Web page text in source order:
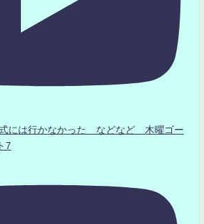
には行かなかった などなど 木曜ゴー
7